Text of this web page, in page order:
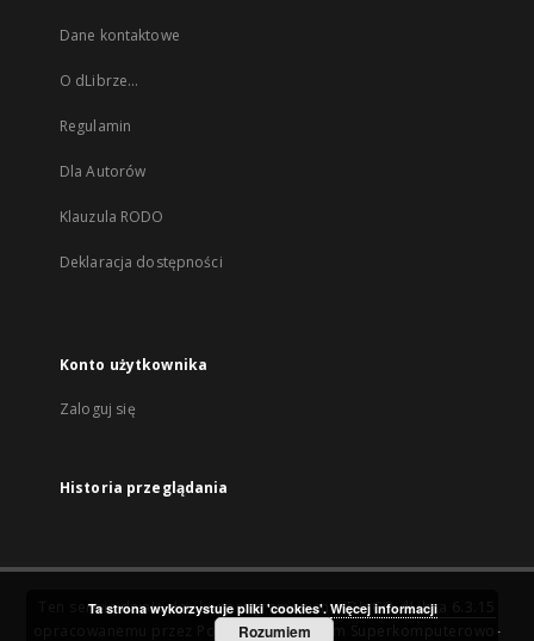
Dane kontaktowe
O dLibrze...
Regulamin
Dla Autorów
Klauzula RODO
Deklaracja dostępności
Konto użytkownika
Zaloguj się
Historia przeglądania
Ten serwis działa dzięki oprogramowaniuDInGO dLibra 6.3.15
Poznańskie Centrum Superkomputerowo-
Ta strona wykorzystuje pliki 'cookies'. Więcej informacji
Rozumiem